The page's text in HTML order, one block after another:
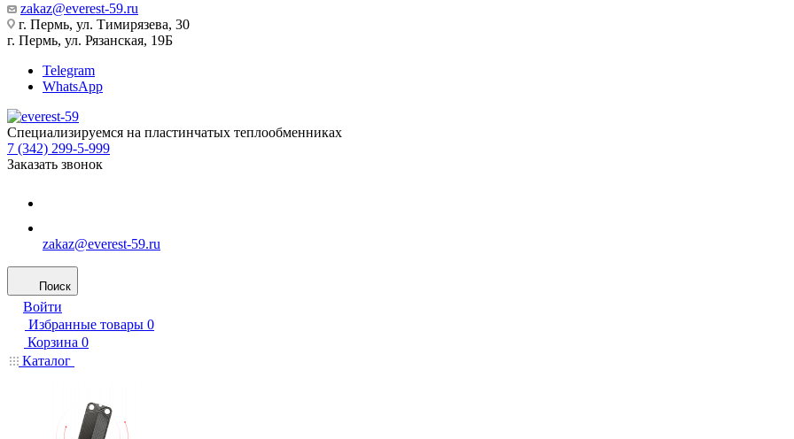
zakaz@everest-59.ru
г. Пермь, ул. Тимирязева, 30
г. Пермь, ул. Рязанская, 19Б
Telegram
WhatsApp
Специализируемся на пластинчатых теплообменниках
7 (342) 299-5-999
Заказать звонок
zakaz@everest-59.ru
Поиск
Войти
Избранные товары 0
Корзина 0
Каталог